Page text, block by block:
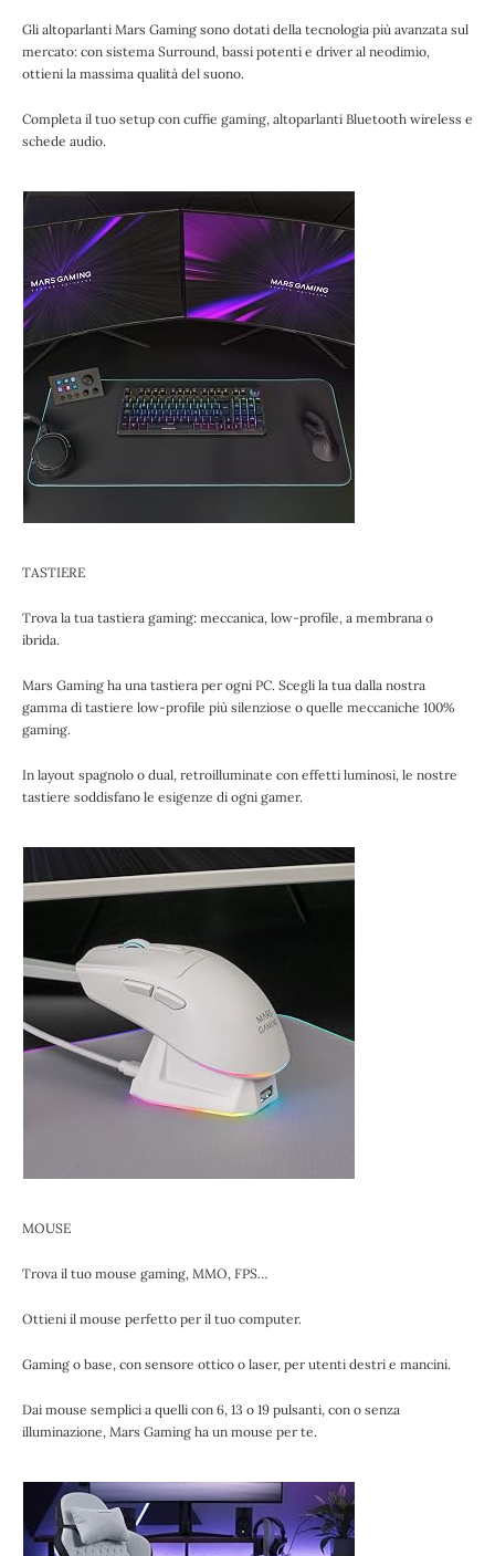
Gli altoparlanti Mars Gaming sono dotati della tecnologia più avanzata sul
mercato: con sistema Surround, bassi potenti e driver al neodimio,
ottieni la massima qualità del suono.
Completa il tuo setup con cuffie gaming, altoparlanti Bluetooth wireless e
schede audio.
TASTIERE
Trova la tua tastiera gaming: meccanica, low-profile, a membrana o
ibrida.
Mars Gaming ha una tastiera per ogni PC. Scegli la tua dalla nostra
gamma di tastiere low-profile più silenziose o quelle meccaniche 100%
gaming.
In layout spagnolo o dual, retroilluminate con effetti luminosi, le nostre
tastiere soddisfano le esigenze di ogni gamer.
MOUSE
Trova il tuo mouse gaming, MMO, FPS…
Ottieni il mouse perfetto per il tuo computer.
Gaming o base, con sensore ottico o laser, per utenti destri e mancini.
Dai mouse semplici a quelli con 6, 13 o 19 pulsanti, con o senza
illuminazione, Mars Gaming ha un mouse per te.